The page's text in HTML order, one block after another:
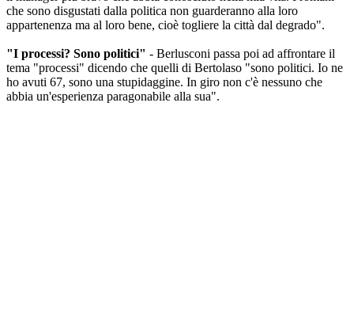
che sono disgustati dalla politica non guarderanno alla loro
appartenenza ma al loro bene, cioè togliere la città dal degrado".
"I processi? Sono politici" - Berlusconi passa poi ad affrontare il
tema "processi" dicendo che quelli di Bertolaso "sono politici. Io ne
ho avuti 67, sono una stupidaggine. In giro non c'è nessuno che
abbia un'esperienza paragonabile alla sua".